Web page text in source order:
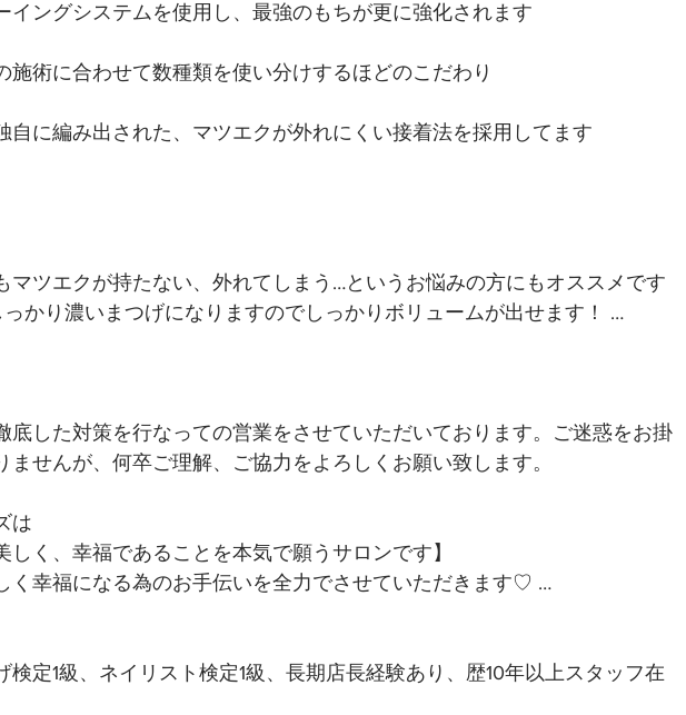
ングシステムを使用し、最強のもちが更に強化されます
術に合わせて数種類を使い分けするほどのこだわり
に編み出された、マツエクが外れにくい接着法を採用してます
マツエクが持たない、外れてしまう…というお悩みの方にもオススメです
っかり濃いまつげになりますのでしっかりボリュームが出せます！ …
底した対策を行なっての営業をさせていただいております。ご迷惑をお掛
ませんが、何卒ご理解、ご協力をよろしくお願い致します。
は
しく、幸福であることを本気で願うサロンです】
く幸福になる為のお手伝いを全力でさせていただきます♡ …
検定1級、ネイリスト検定1級、長期店長経験あり、歴10年以上スタッフ在